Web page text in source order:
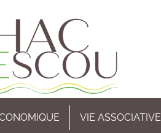
VIE ASSOCIATIVE